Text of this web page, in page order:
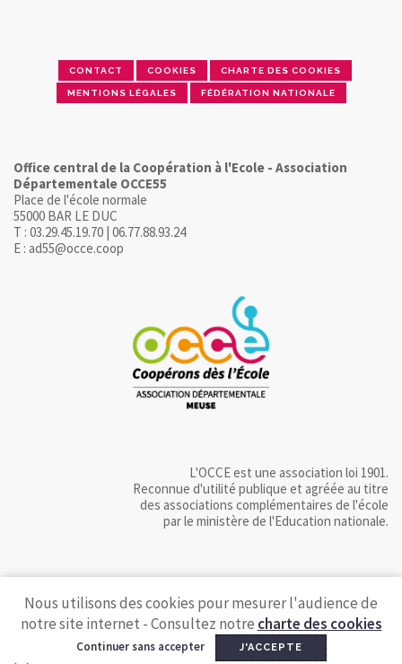
CONTACT COOKIES CHARTE DES COOKIES
MENTIONS LÉGALES FÉDÉRATION NATIONALE
Office central de la Coopération à l'Ecole - Association
Départementale OCCE55
Place de l'école normale
55000 BAR LE DUC
T : 03.29.45.19.70 | 06.77.88.93.24
E : ad55@occe.coop
L'OCCE est une association loi 1901.
Reconnue d'utilité publique et agréée au titre
des associations complémentaires de l'école
par le ministère de l'Education nationale.
Nous utilisons des cookies pour mesurer l'audience de
notre site internet - Consultez notre charte des cookies
Continuer sans accepter J'ACCEPTE